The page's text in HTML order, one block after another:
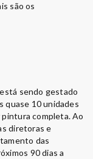
são os
sendo gestado
quase 10 unidades
completa. Ao
diretoras e
das
90 dias a